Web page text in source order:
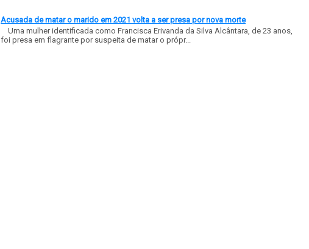
Acusada de matar o marido em 2021 volta a ser presa por nova morte
Uma mulher identificada como Francisca Erivanda da Silva Alcântara, de 23 anos,
foi presa em flagrante por suspeita de matar o própr...